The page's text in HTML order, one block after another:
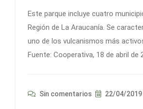
Este parque incluye cuatro
Región de La Araucanía. Se
uno de los vulcanismos más
Fuente: Cooperativa, 18 de abril de
Sin comentarios 22/04/2019